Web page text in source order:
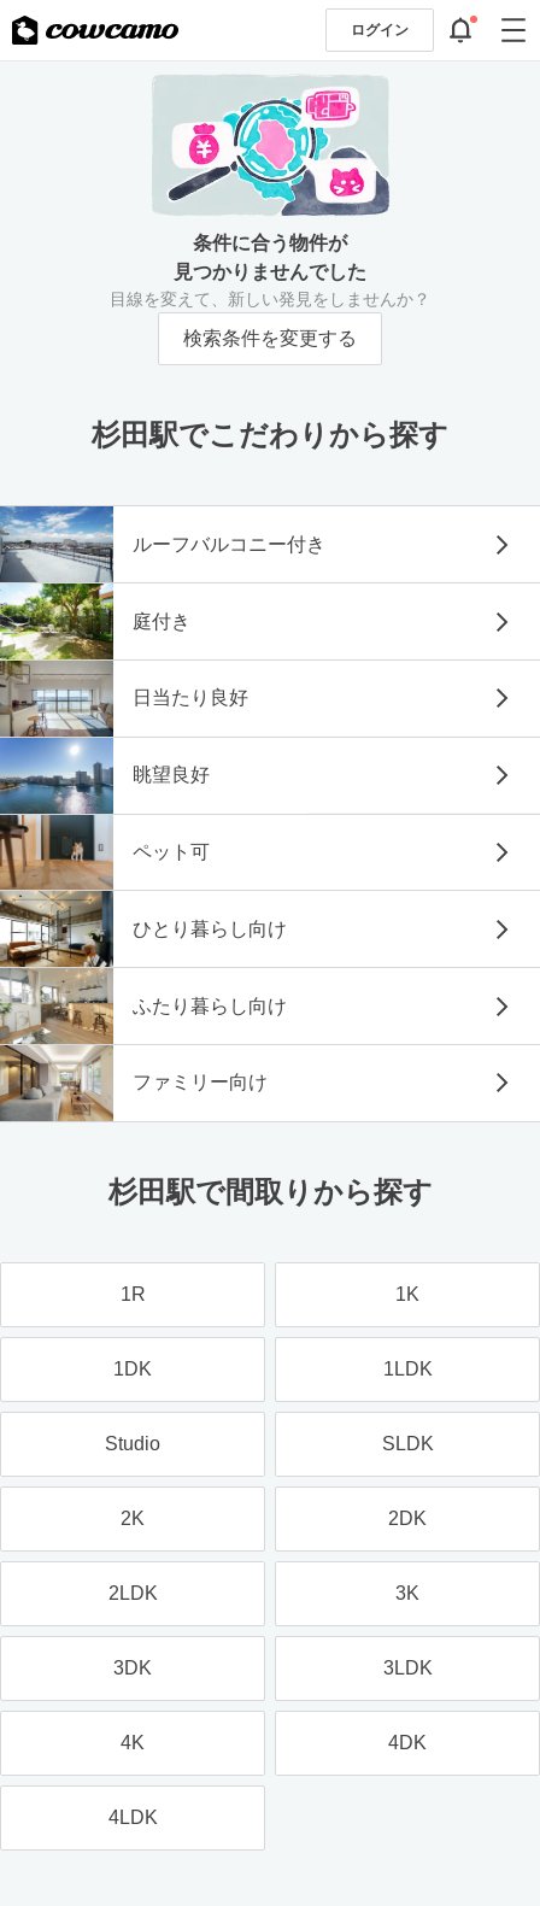
ログイン
条件に合う物件が
見つかりませんでした
目線を変えて、新しい発見をしませんか？
検索条件を変更する
杉田駅でこだわりから探す
ルーフバルコニー付き
庭付き
日当たり良好
眺望良好
ペット可
ひとり暮らし向け
ふたり暮らし向け
ファミリー向け
杉田駅で間取りから探す
1R 1K
1DK 1LDK
Studio SLDK
2K 2DK
2LDK 3K
3DK 3LDK
4K 4DK
4LDK